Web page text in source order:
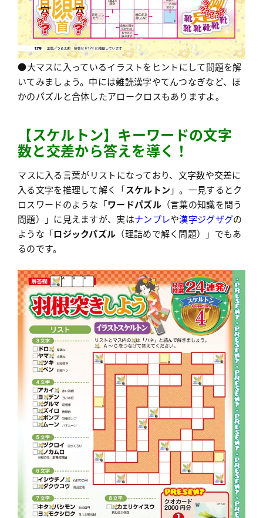
●大マスに入っているイラストをヒントにして問題を解
いてみましょう。中には難読漢字やてんつなぎなど、ほ
かのパズルと合体したアロークロスもありますよ。
【スケルトン】キーワードの文字
数と交差から答えを導く！
マスに入る言葉がリストになっており、文字数や交差に
入る文字を推理して解く「スケルトン 」。一見するとク
ロスワードのような「ワードパズル（言葉の知識を問う
問題）」に見えますが、実はナンプレや漢字ジグザグの
ような「ロジックパズル （理詰めで解く問題）」でもあ
るのです。